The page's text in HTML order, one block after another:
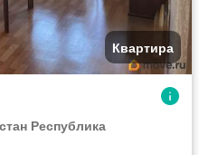
Квартира
Республика